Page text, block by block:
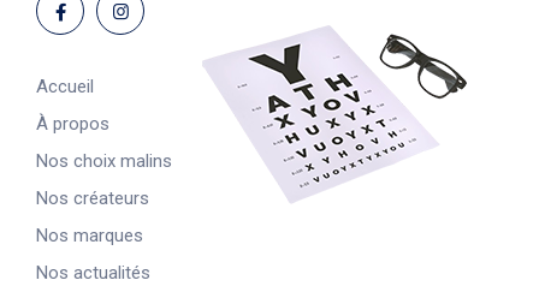
Accueil
À propos
Nos choix malins
Nos créateurs
Nos marques
Nos actualités